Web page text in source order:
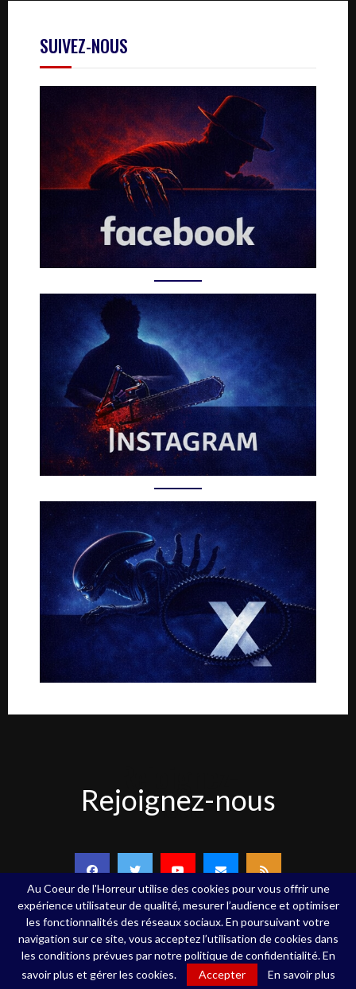
SUIVEZ-NOUS
nous
Rejoignez-nous
Copyright ©Au Coeur de l'Horreur - 2020 - Tous droits réservés
Qui sommes-nous Contact Mentions légales
Au Coeur de l'Horreur utilise des cookies pour vous offrir une
expérience utilisateur de qualité, mesurer l’audience et optimiser
les fonctionnalités des réseaux sociaux. En poursuivant votre
navigation sur ce site, vous acceptez l’utilisation de cookies dans
les conditions prévues par notre politique de confidentialité. En
savoir plus et gérer les cookies.
Accepter En savoir plus